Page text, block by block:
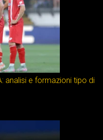
analisi e formazioni tipo di